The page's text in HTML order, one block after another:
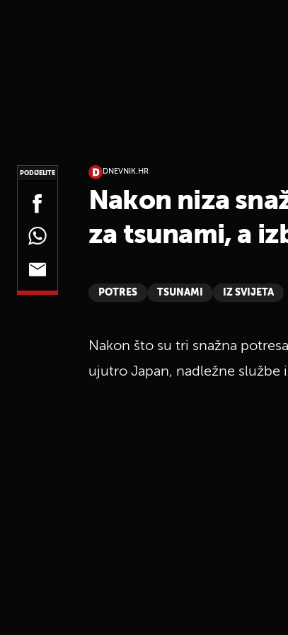
PODIJELITE DNEVNIK.HR
Nakon niza
za tsunami, a
POTRES TSUNAMI IZ SVIJETA
Nakon što su tri snažna
ujutro Japan, nadležne službe